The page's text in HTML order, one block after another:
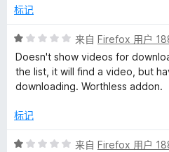
/标记
评
分
1
/
来自 Firefox 用户
Doesn't show videos for
the list, it will find a video, but
downloading. Worthless addon.
标记
评
来自 Firefox 用户